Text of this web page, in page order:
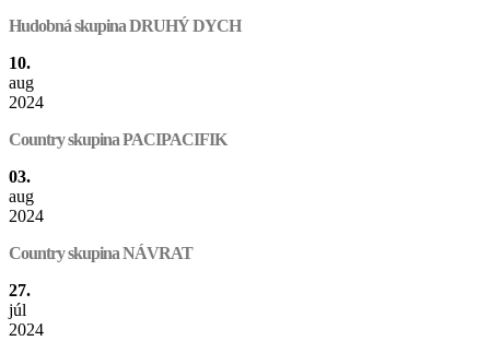
Hudobná skupina DRUHÝ DYCH
10.
aug
2024
Country skupina PACIPACIFIK
03.
aug
2024
Country skupina NÁVRAT
27.
júl
2024